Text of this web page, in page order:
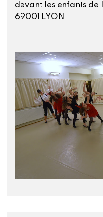
devant les enfants de
69001 LYON